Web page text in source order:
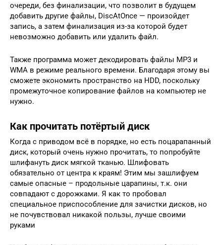
очереди, без финализации, что позволит в будущем
добавить другие файлы, DiscAtOnce — произойдет
запись, а затем финализация из-за которой будет
невозможно добавить или удалить файл.
Также программа может декодировать файлы MP3 и
WMA в режиме реального времени. Благодаря этому вы
сможете экономить пространство на HDD, поскольку
промежуточное копирование файлов на компьютер не
нужно.
Как прочитать потёртый диск
Когда с приводом всё в порядке, но есть поцарапанный
диск, который очень нужно прочитать, то попробуйте
шлифануть диск мягкой тканью. Шлифовать
обязательно от центра к краям! Этим мы зашлифуем
самые опасные – продольные царапины, т.к. они
совпадают с дорожками. Я как то пробовал
специальное приспособление для зачистки дисков, но
не почувствовал никакой пользы, лучше своими
руками